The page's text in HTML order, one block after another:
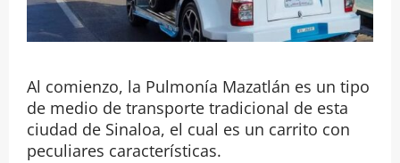
Al comienzo, la Pulmonía Mazatlán es un tipo
de medio de transporte tradicional de esta
ciudad de Sinaloa, el cual es un carrito con
peculiares características.